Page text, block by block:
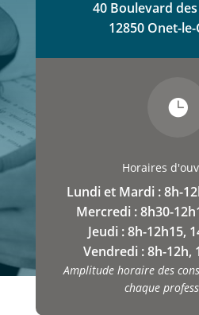
40 Boulevard
12850 Onet-

Horaires
Lundi et Mardi : 8h-
Mercredi : 8h30-
Jeudi : 8h-12h15,
Vendredi : 8h-12h,
Amplitude horaire des
chaque